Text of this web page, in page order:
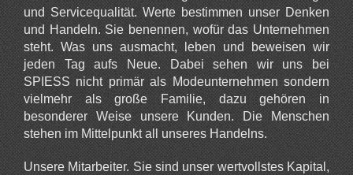
und Servicequalität. Werte bestimmen unser Denken
und Handeln. Sie benennen, wofür das Unternehmen
steht. Was uns ausmacht, leben und beweisen wir
jeden Tag aufs Neue. Dabei sehen wir uns bei
SPIESS nicht primär als Modeunternehmen sondern
vielmehr als große Familie, dazu gehören in
besonderer Weise unsere Kunden. Die Menschen
stehen im Mittelpunkt all unseres Handelns.
Unsere Mitarbeiter. Sie sind unser wertvollstes Kapital,